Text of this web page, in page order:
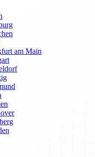
am Main